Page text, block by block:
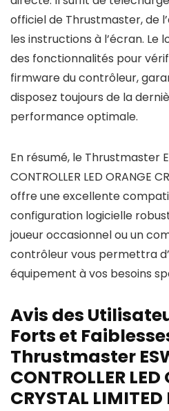
officiel de Thrustmaster, de
les instructions à l’écran. Le
des fonctionnalités pour
firmware du contrôleur,
disposez toujours de la
performance optimale.
En résumé, le Thrustmaster
CONTROLLER LED ORANGE
offre une excellente
configuration logicielle
joueur occasionnel ou un
contrôleur vous permettra
équipement à vos besoins
Avis des
Forts et
Thrustmaster
CONTROLLER LED
CRYSTAL LIMITED